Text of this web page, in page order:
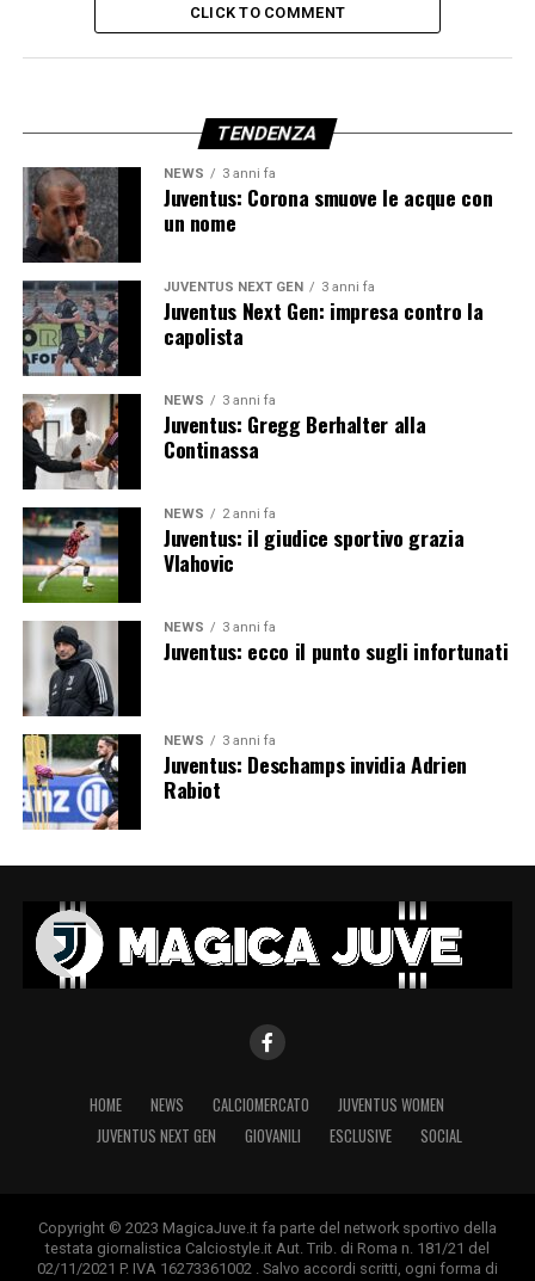
CLICK TO COMMENT
TENDENZA
NEWS 3 anni fa
Juventus: Corona smuove le acque con
un nome
JUVENTUS NEXT GEN 3 anni fa
Juventus Next Gen: impresa contro la
capolista
NEWS 3 anni fa
Juventus: Gregg Berhalter alla
Continassa
NEWS 2 anni fa
Juventus: il giudice sportivo grazia
Vlahovic
NEWS 3 anni fa
Juventus: ecco il punto sugli infortunati
NEWS 3 anni fa
Juventus: Deschamps invidia Adrien
Rabiot
HOME NEWS CALCIOMERCATO
JUVENTUS WOMEN
JUVENTUS NEXT GEN
GIOVANILI ESCLUSIVE SOCIAL
Copyright © 2023 MagicaJuve.it fa parte del network sportivo della
testata giornalistica Calciostyle.it Aut. Trib. di Roma n. 181/21 del
02/11/2021 P. IVA 16273361002 . Salvo accordi scritti, ogni forma di